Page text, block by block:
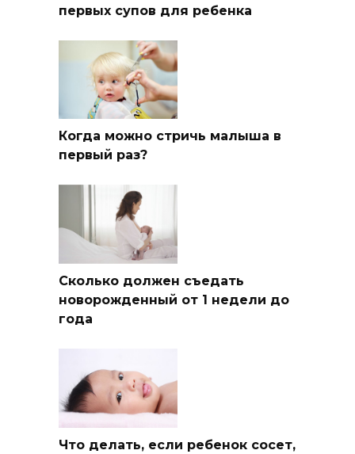
первых супов для ребенка
Когда можно стричь малыша в
первый раз?
Сколько должен съедать
новорожденный от 1 недели до
года
Что делать, если ребенок сосет,